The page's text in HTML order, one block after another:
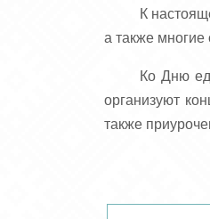
К
а также
Ко Дню
организуют
также